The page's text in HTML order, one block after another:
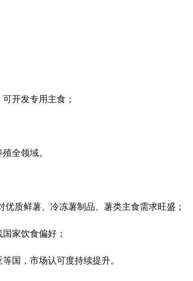
开发专用主食；
全领域。
质鲜薯、冷冻薯制品、薯类主食需求旺盛；
家饮食偏好；
国，市场认可度持续提升。